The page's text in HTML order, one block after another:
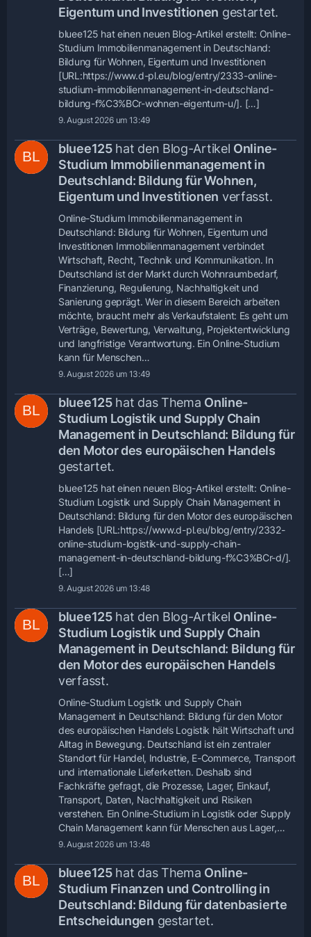
Eigentum und Investitionen gestartet.
bluee125 hat einen neuen Blog-Artikel erstellt: Online-
Studium Immobilienmanagement in Deutschland:
Bildung für Wohnen, Eigentum und Investitionen
[URL:https://www.d-pl.eu/blog/entry/2333-online-
studium-immobilienmanagement-in-deutschland-
bildung-f%C3%BCr-wohnen-eigentum-u/]. […]
9. August 2026 um 13:49
bluee125hat den Blog-Artikel Online-
Studium Immobilienmanagement in
Deutschland: Bildung für Wohnen,
Eigentum und Investitionen verfasst.
Online-Studium Immobilienmanagement in
Deutschland: Bildung für Wohnen, Eigentum und
Investitionen Immobilienmanagement verbindet
Wirtschaft, Recht, Technik und Kommunikation. In
Deutschland ist der Markt durch Wohnraumbedarf,
Finanzierung, Regulierung, Nachhaltigkeit und
Sanierung geprägt. Wer in diesem Bereich arbeiten
möchte, braucht mehr als Verkaufstalent: Es geht um
Verträge, Bewertung, Verwaltung, Projektentwicklung
und langfristige Verantwortung. Ein Online-Studium
kann für Menschen…
9. August 2026 um 13:49
bluee125hat das Thema Online-
Studium Logistik und Supply Chain
Management in Deutschland: Bildung für
den Motor des europäischen Handels
gestartet.
bluee125 hat einen neuen Blog-Artikel erstellt: Online-
Studium Logistik und Supply Chain Management in
Deutschland: Bildung für den Motor des europäischen
Handels [URL:https://www.d-pl.eu/blog/entry/2332-
online-studium-logistik-und-supply-chain-
management-in-deutschland-bildung-f%C3%BCr-d/].
[…]
9. August 2026 um 13:48
bluee125hat den Blog-Artikel Online-
Studium Logistik und Supply Chain
Management in Deutschland: Bildung für
den Motor des europäischen Handels
verfasst.
Online-Studium Logistik und Supply Chain
Management in Deutschland: Bildung für den Motor
des europäischen Handels Logistik hält Wirtschaft und
Alltag in Bewegung. Deutschland ist ein zentraler
Standort für Handel, Industrie, E-Commerce, Transport
und internationale Lieferketten. Deshalb sind
Fachkräfte gefragt, die Prozesse, Lager, Einkauf,
Transport, Daten, Nachhaltigkeit und Risiken
verstehen. Ein Online-Studium in Logistik oder Supply
Chain Management kann für Menschen aus Lager,…
9. August 2026 um 13:48
bluee125hat das Thema Online-
Studium Finanzen und Controlling in
Deutschland: Bildung für datenbasierte
Entscheidungen gestartet.